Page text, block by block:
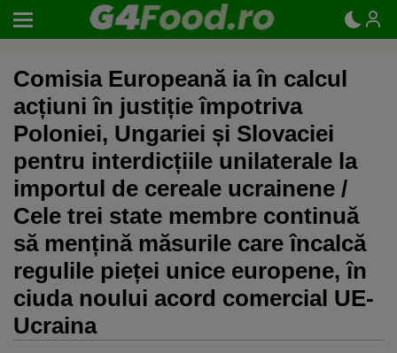
Comisia Europeană ia în calcul
acțiuni în justiție împotriva
Poloniei, Ungariei și Slovaciei
pentru interdicțiile unilaterale la
importul de cereale ucrainene /
Cele trei state membre continuă
să mențină măsurile care încalcă
regulile pieței unice europene, în
ciuda noului acord comercial UE-
Ucraina